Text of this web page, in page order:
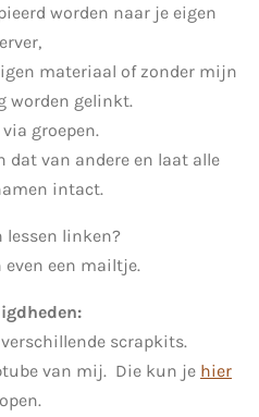
worden naar je eigen
materiaal of zonder mijn
worden gelinkt.
groepen.
dat van andere en laat alle
intact.
linken?
even een mailtje.
scrapkits.
van mij. Die kun je hier